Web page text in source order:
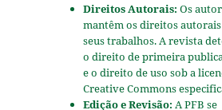
Direitos Autorais: Os
mantêm os direitos
seus trabalhos. A revista
o direito de primeira
e o direito de uso sob a
Creative Commons
Edição e Revisão: A PFB se